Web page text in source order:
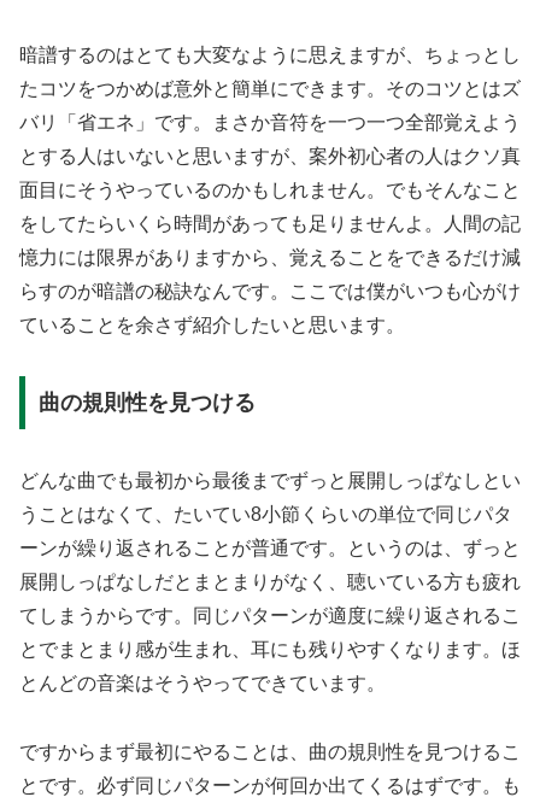
暗譜するのはとても大変なように思えますが、ちょっとし
たコツをつかめば意外と簡単にできます。そのコツとはズ
バリ「省エネ」です。まさか音符を一つ一つ全部覚えよう
とする人はいないと思いますが、案外初心者の人はクソ真
面目にそうやっているのかもしれません。でもそんなこと
をしてたらいくら時間があっても足りませんよ。人間の記
憶力には限界がありますから、覚えることをできるだけ減
らすのが暗譜の秘訣なんです。ここでは僕がいつも心がけ
ていることを余さず紹介したいと思います。
曲の規則性を見つける
どんな曲でも最初から最後までずっと展開しっぱなしとい
うことはなくて、たいてい8小節くらいの単位で同じパタ
ーンが繰り返されることが普通です。というのは、ずっと
展開しっぱなしだとまとまりがなく、聴いている方も疲れ
てしまうからです。同じパターンが適度に繰り返されるこ
とでまとまり感が生まれ、耳にも残りやすくなります。ほ
とんどの音楽はそうやってできています。
ですからまず最初にやることは、曲の規則性を見つけるこ
とです。必ず同じパターンが何回か出てくるはずです。も